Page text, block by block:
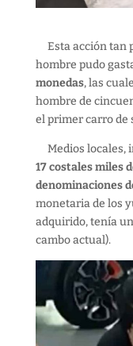
Esta acción tan
hombre pudo
monedas, las
hombre de
el primer carro de
Medios locales,
17 costales miles
denominaciones
monetaria de los
adquirido, tenía
cambo actual).